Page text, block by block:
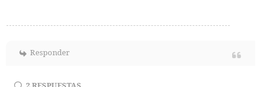
Responder